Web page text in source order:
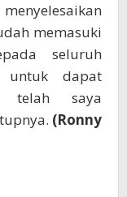
memasuki
seluruh
untuk dapat
telah saya
(Ronny